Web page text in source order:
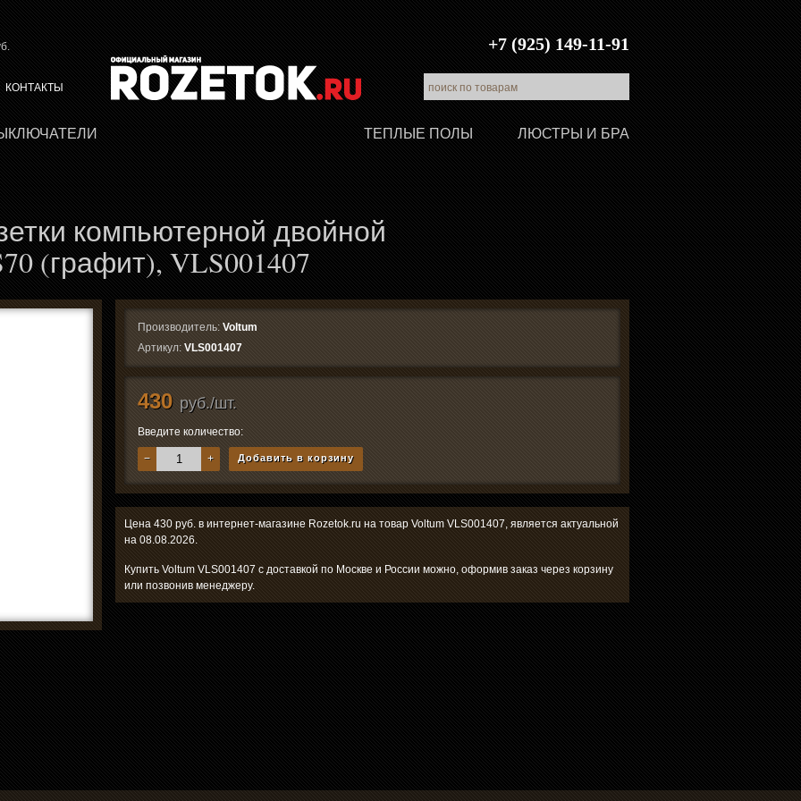
+7 (925) 149-11-91
КОНТАКТЫ
ЛЮСТРЫ И БРА
ТЕПЛЫЕ ПОЛЫ
компьютерной двойной
(графит), VLS001407
Производитель: Voltum
Артикул: VLS001407
430 руб./шт.
Введите количество:
− + Добавить в корзину
Цена 430 руб. в интернет-магазине Rozetok.ru на товар Voltum VLS001407, является актуальной
на 08.08.2026.
Купить Voltum VLS001407 с доставкой по Москве и России можно, оформив заказ через корзину
или позвонив менеджеру.